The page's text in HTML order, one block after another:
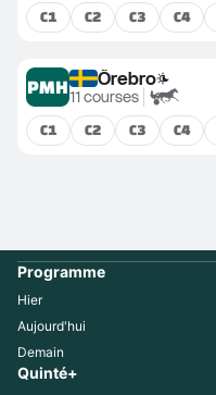
C1 C2 C3 C4
PMH Örebro
11courses
C1 C2 C3 C4
Programme
Hier
Aujourd'hui
Demain
Quinté+